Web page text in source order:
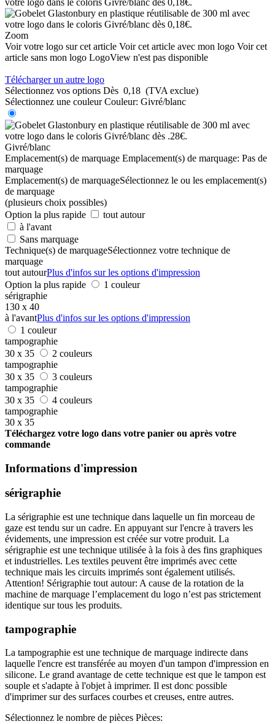
Zoom
Voir votre logo sur cet article Voir cet article avec mon logo Voir cet
article sans mon logo LogoView n'est pas disponible
Télécharger un autre logo
Sélectionnez vos options Dès 0,18 (TVA exclue)
Sélectionnez une couleur Couleur: Givré/blanc
Givré/blanc
Emplacement(s) de marquage Emplacement(s) de marquage: Pas de
marquage
Emplacement(s) de marquageSélectionnez le ou les emplacement(s)
de marquage
(plusieurs choix possibles)
Option la plus rapide
tout autour
à l'avant
Sans marquage
Technique(s) de marquageSélectionnez votre technique de
marquage
tout autourPlus d'infos sur les options d'impression
Option la plus rapide
1 couleur
sérigraphie
130 x 40
à l'avantPlus d'infos sur les options d'impression
1 couleur
tampographie
30 x 35
2 couleurs
tampographie
30 x 35
3 couleurs
tampographie
30 x 35
4 couleurs
tampographie
30 x 35
Téléchargez votre logo dans votre panier ou après votre
commande
Informations d'impression
sérigraphie
La sérigraphie est une technique dans laquelle un fin morceau de
gaze est tendu sur un cadre. En appuyant sur l'encre à travers les
évidements, une impression est créée sur votre produit. La
sérigraphie est une technique utilisée à la fois à des fins graphiques
et industrielles. Les textiles peuvent être imprimés avec cette
technique mais les circuits imprimés sont également utilisés.
Attention! Sérigraphie tout autour: A cause de la rotation de la
machine de marquage l’emplacement du logo n’est pas strictement
identique sur tous les produits.
tampographie
La tampographie est une technique de marquage indirecte dans
laquelle l'encre est transférée au moyen d'un tampon d'impression en
silicone. Le grand avantage de cette technique est que le tampon est
souple et s'adapte à l'objet à imprimer. Il est donc possible
d'imprimer sur des surfaces courbes et creuses, entre autres.
Sélectionnez le nombre de pièces Pièces: